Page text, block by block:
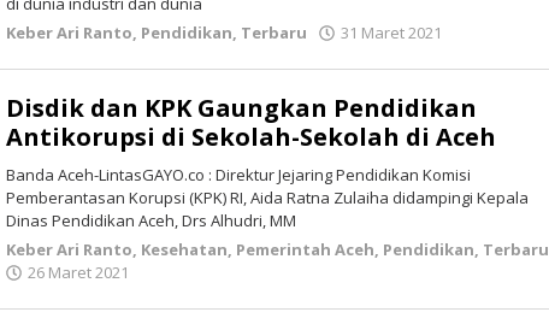
Keber Ari Ranto, Pendidikan, Terbaru 31 Maret 2021
Disdik dan KPK Gaungkan Pendidikan
Antikorupsi di Sekolah-Sekolah di Aceh
Banda Aceh-LintasGAYO.co : Direktur Jejaring Pendidikan Komisi
Pemberantasan Korupsi (KPK) RI, Aida Ratna Zulaiha didampingi Kepala
Dinas Pendidikan Aceh, Drs Alhudri, MM
Keber Ari Ranto, Kesehatan, Pemerintah Aceh, Pendidikan, Terbaru
26 Maret 2021